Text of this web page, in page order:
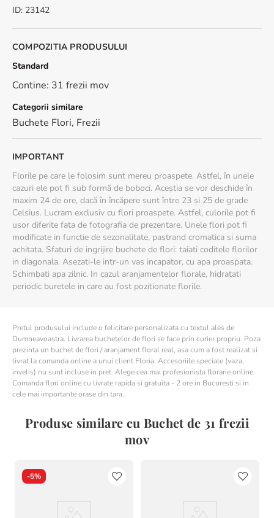
- Cand pui freziile in vaza, nu lasa apa pe tulpina, muguri sau
frunze.
ID: 23142
COMPOZITIA PRODUSULUI
Standard
Contine: 31 frezii mov
Categorii similare
Buchete Flori, Frezii
IMPORTANT
Florile pe care le folosim sunt mereu proaspete. Astfel, în unele
cazuri ele pot fi sub formă de boboci. Aceștia se vor deschide în
maxim 24 de ore, dacă în încăpere sunt între 23 și 25 de grade
Celsius. Lucram exclusiv cu flori proaspete. Astfel, culorile pot fi
usor diferite fata de fotografia de prezentare. Unele flori pot fi
modificate in functie de sezonalitate, pastrand cromatica si suma
achitata. Sfaturi de ingrijire buchete de flori: taiati coditele florilor
in diagonala. Asezati-le intr-un vas incapator, cu apa proaspata.
Schimbati apa zilnic. In cazul aranjamentelor florale, hidratati
periodic buretele in care au fost pozitionate florile.
Pretul produsului include o felicitare personalizata cu textul ales de
Dumneavoastra. Livrarea buchetelor de flori se face prin curier propriu. Poza
prezinta un buchet de flori / aranjament floral real, asa cum a fost realizat si
livrat la comanda online a unui client Floria. Accesoriile speciale (vaza,
invelis) nu sunt incluse in pret. Alege cea mai profesionista florarie online.
Comanda flori online cu livrate rapida si gratuita - 2 ore in Bucuresti si in
cele mai importante orase din tara.
Produse similare cu Buchet de 31 frezii
mov
-5%